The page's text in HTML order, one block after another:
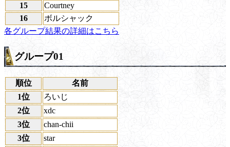
15
Courtney
16
ボルシャック
各グループ結果の詳細はこちら
グループ01
順位
名前
1位
ろいじ
2位
xdc
3位
chan-chii
3位
star